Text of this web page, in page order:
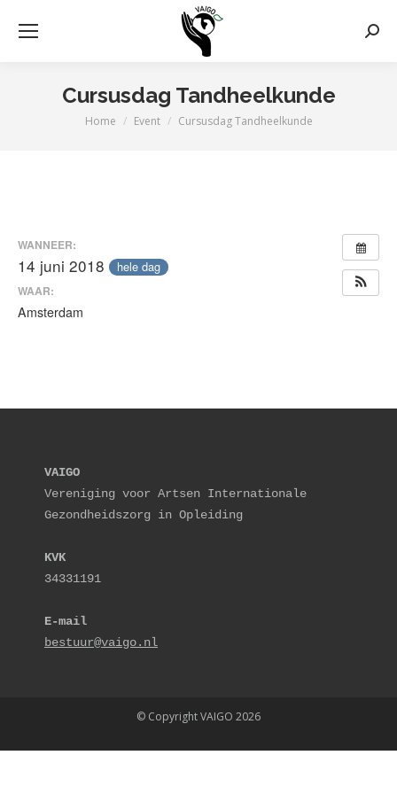
Cursusdag Tandheelkunde
Je bent hier:
Home Event Cursusdag Tandheelkunde
WANNEER:
14 juni 2018 hele dag
WAAR:
Amsterdam
VAIGO
Vereniging voor Artsen Internationale
Gezondheidszorg in Opleiding
KVK
34331191
E-mail
bestuur@vaigo.nl
© Copyright VAIGO 2026